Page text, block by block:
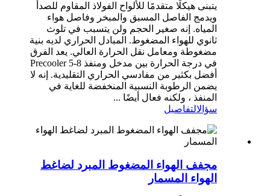
يتبنى هيكلًا متقدمًا للألواح الفولاذ المقاوم للصدأ
ويدمج الفاصل المسبق والمبخر وفاصل هواء
المياه. إنه صغير الحجم ولن يتسبب في تلوث
ثانوي للهواء المضغوط. المبادل الحراري لديه بنية
مضغوطة ومعامل نقل الحرارة العالي. يعد الفرق
في درجة الحرارة بين مدخل ومنفذ Precooler 5-8
أفضل بكثير من مفادسي الحراري التقليدية. إنه لا
يضمن الرطوبة النسبية المنخفضة للغاية في
المنفذ ، ولكنه فعال أيضًا ...
سؤالالتفاصيل
مجفف الهواء المضغوط المبرد لضاغط
الهواء المسمار